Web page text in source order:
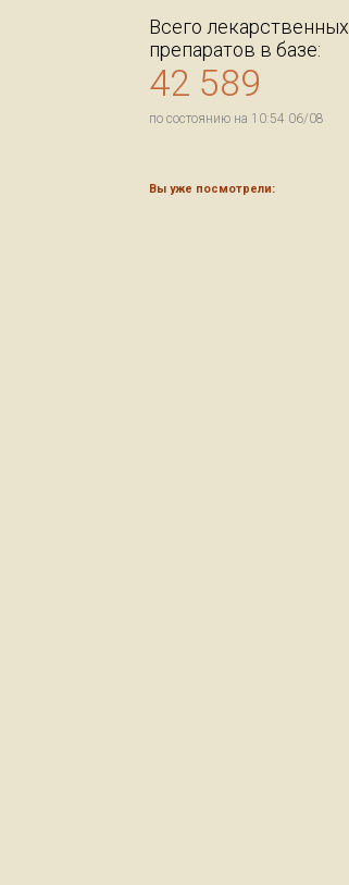
Всего лекарственных
препаратов в базе:
42 589
по состоянию на 10:54 06/08
Вы уже посмотрели: